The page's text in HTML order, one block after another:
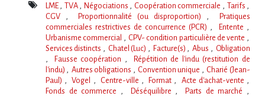
LME TVA Négociations Coopération commerciale
Tarifs
CGV
Proportionnalité (ou disproportion)
Pratiques
commerciales restrictives de concurrence (PCR)
Entente
Urbanisme commercial
CPV- condition particulière de vente
Services distincts
Chatel (Luc) Facture(s) Abus
Obligation
Fausse coopération
Répétition de l'indu (restitution de
l'indu)
Autres obligations Convention unique
Charié (Jean-
Paul)
Vogel Centre-ville Format
Acte d'achat-vente
Fonds de commerce
Déséquilibre
Parts de marché